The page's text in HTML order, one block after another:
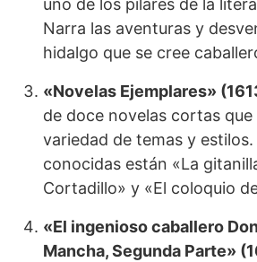
uno de los pilares de la
Narra las aventuras y
hidalgo que se cree
«Novelas Ejemplares»
de doce novelas cortas
variedad de temas y
conocidas están «La
Cortadillo» y «El coloquio
«El ingenioso caballero
Mancha, Segunda Parte»